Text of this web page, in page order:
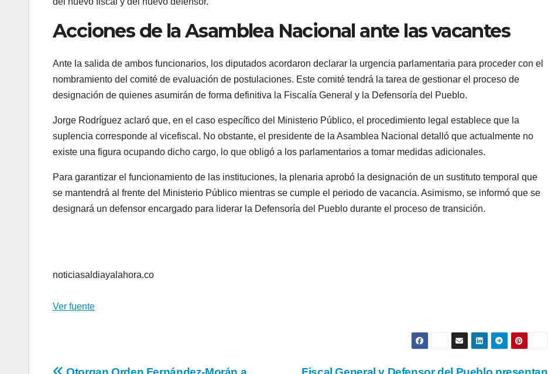
Acciones de la Asamblea Nacional ante las vacantes
Ante la salida de ambos funcionarios, los diputados acordaron declarar la urgencia parlamentaria para proceder con el
nombramiento del comité de evaluación de postulaciones. Este comité tendrá la tarea de gestionar el proceso de
designación de quienes asumirán de forma definitiva la Fiscalía General y la Defensoría del Pueblo.
Jorge Rodríguez aclaró que, en el caso específico del Ministerio Público, el procedimiento legal establece que la
suplencia corresponde al vicefiscal. No obstante, el presidente de la Asamblea Nacional detalló que actualmente no
existe una figura ocupando dicho cargo, lo que obligó a los parlamentarios a tomar medidas adicionales.
Para garantizar el funcionamiento de las instituciones, la plenaria aprobó la designación de un sustituto temporal que
se mantendrá al frente del Ministerio Público mientras se cumple el periodo de vacancia. Asimismo, se informó que se
designará un defensor encargado para liderar la Defensoría del Pueblo durante el proceso de transición.
noticiasaldiayalahora.co
Ver fuente